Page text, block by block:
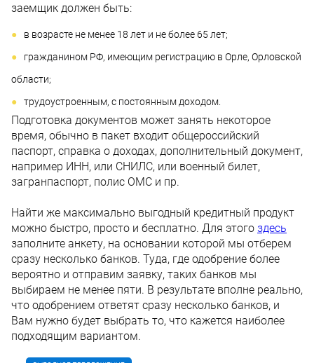
заемщик должен быть:
в возрасте не менее 18 лет и не более 65 лет;
гражданином РФ, имеющим регистрацию в Орле, Орловской
области;
трудоустроенным, с постоянным доходом.
Подготовка документов может занять некоторое
время, обычно в пакет входит общероссийский
паспорт, справка о доходах, дополнительный документ,
например ИНН, или СНИЛС, или военный билет,
загранпаспорт, полис ОМС и пр.
Найти же максимально выгодный кредитный продукт
можно быстро, просто и бесплатно. Для этого здесь
заполните анкету, на основании которой мы отберем
сразу несколько банков. Туда, где одобрение более
вероятно и отправим заявку, таких банков мы
выбираем не менее пяти. В результате вполне реально,
что одобрением ответят сразу несколько банков, и
Вам нужно будет выбрать то, что кажется наиболее
подходящим вариантом.